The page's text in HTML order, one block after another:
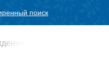
поиск